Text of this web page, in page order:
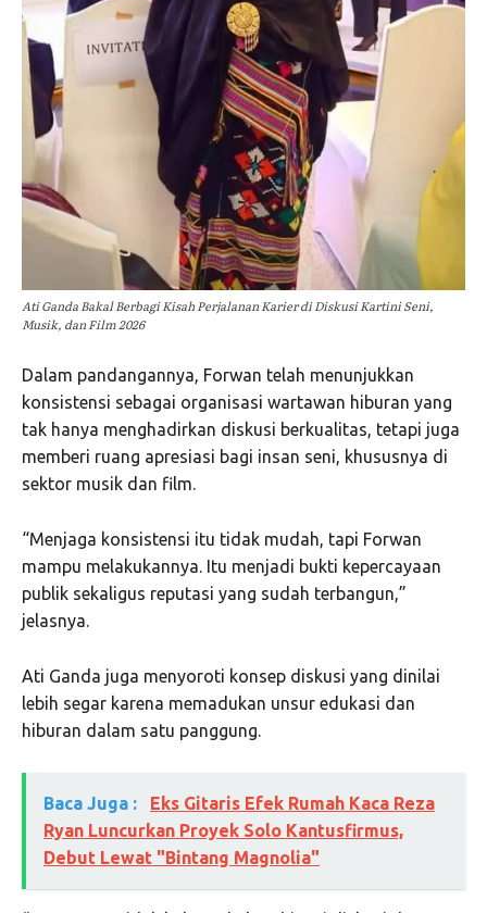
Ati Ganda Bakal Berbagi Kisah Perjalanan Karier di Diskusi Kartini Seni,
Musik, dan Film 2026
Dalam pandangannya, Forwan telah menunjukkan
konsistensi sebagai organisasi wartawan hiburan yang
tak hanya menghadirkan diskusi berkualitas, tetapi juga
memberi ruang apresiasi bagi insan seni, khususnya di
sektor musik dan film.
“Menjaga konsistensi itu tidak mudah, tapi Forwan
mampu melakukannya. Itu menjadi bukti kepercayaan
publik sekaligus reputasi yang sudah terbangun,”
jelasnya.
Ati Ganda juga menyoroti konsep diskusi yang dinilai
lebih segar karena memadukan unsur edukasi dan
hiburan dalam satu panggung.
Baca Juga :
Eks Gitaris Efek Rumah Kaca Reza
Ryan Luncurkan Proyek Solo Kantusfirmus,
Debut Lewat "Bintang Magnolia"